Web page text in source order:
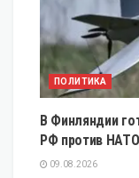
ПОЛИТИКА
В Финляндии
РФ против
09.08.2026